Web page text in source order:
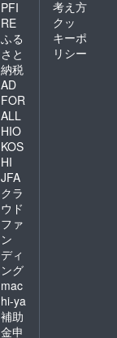
はお問
合せく
い。
PFI
RE
ふる
さと
納税
AD
FOR
ALL
HIO
KOS
HI
JFA
クラ
ウド
ファ
ン
ディ
ング
mac
hi-ya
補助
金申
考え方
クッ
キーポ
リシー